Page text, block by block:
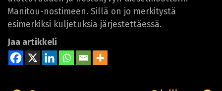
Manitou-nostimeen. Sillä on jo merkitystä
esimerkiksi kuljetuksia järjestettäessä.
Jaa artikkeli